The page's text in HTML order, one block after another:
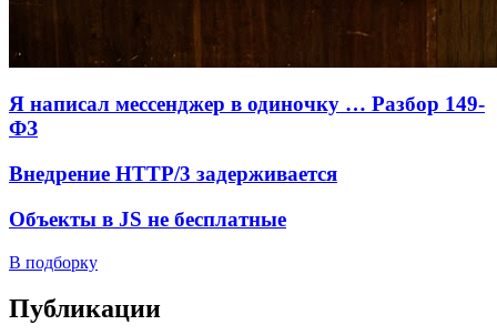
Я написал мессенджер в одиночку … Разбор 149-
ФЗ
Внедрение HTTP/3 задерживается
Объекты в JS не бесплатные
В подборку
Публикации